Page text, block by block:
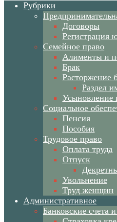
Рубрики
Договоры
Регистрация
Семейное право
Алименты и
Брак
Расторжение
Раздел
Усыновление
Социальное
Пенсия
Пособия
Трудовое право
Оплата труда
Отпуск
Увольнение
Труд женщин
Административное
Банковские счета